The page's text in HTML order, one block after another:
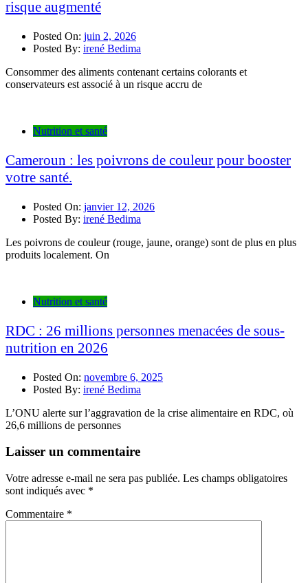
risque augmenté
Posted On: juin 2, 2026
Posted By: irené Bedima
Consommer des aliments contenant certains colorants et
conservateurs est associé à un risque accru de
Nutrition et santé
Cameroun : les poivrons de couleur pour booster
votre santé.
Posted On: janvier 12, 2026
Posted By: irené Bedima
Les poivrons de couleur (rouge, jaune, orange) sont de plus en plus
produits localement. On
Nutrition et santé
RDC : 26 millions personnes menacées de sous-
nutrition en 2026
Posted On: novembre 6, 2025
Posted By: irené Bedima
L’ONU alerte sur l’aggravation de la crise alimentaire en RDC, où
26,6 millions de personnes
Laisser un commentaire
Votre adresse e-mail ne sera pas publiée. Les champs obligatoires
sont indiqués avec *
Commentaire *